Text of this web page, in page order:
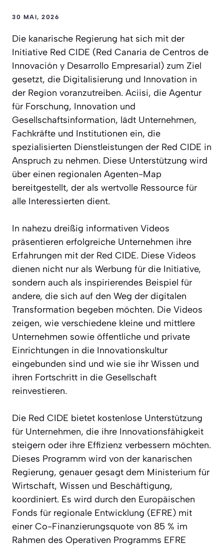
30 MAI, 2026
Die kanarische Regierung hat sich mit der
Initiative Red CIDE (Red Canaria de Centros de
Innovación y Desarrollo Empresarial) zum Ziel
gesetzt, die Digitalisierung und Innovation in
der Region voranzutreiben. Aciisi, die Agentur
für Forschung, Innovation und
Gesellschaftsinformation, lädt Unternehmen,
Fachkräfte und Institutionen ein, die
spezialisierten Dienstleistungen der Red CIDE in
Anspruch zu nehmen. Diese Unterstützung wird
über einen regionalen Agenten-Map
bereitgestellt, der als wertvolle Ressource für
alle Interessierten dient.
In nahezu dreißig informativen Videos
präsentieren erfolgreiche Unternehmen ihre
Erfahrungen mit der Red CIDE. Diese Videos
dienen nicht nur als Werbung für die Initiative,
sondern auch als inspirierendes Beispiel für
andere, die sich auf den Weg der digitalen
Transformation begeben möchten. Die Videos
zeigen, wie verschiedene kleine und mittlere
Unternehmen sowie öffentliche und private
Einrichtungen in die Innovationskultur
eingebunden sind und wie sie ihr Wissen und
ihren Fortschritt in die Gesellschaft
reinvestieren.
Die Red CIDE bietet kostenlose Unterstützung
für Unternehmen, die ihre Innovationsfähigkeit
steigern oder ihre Effizienz verbessern möchten.
Dieses Programm wird von der kanarischen
Regierung, genauer gesagt dem Ministerium für
Wirtschaft, Wissen und Beschäftigung,
koordiniert. Es wird durch den Europäischen
Fonds für regionale Entwicklung (EFRE) mit
einer Co-Finanzierungsquote von 85 % im
Rahmen des Operativen Programms EFRE